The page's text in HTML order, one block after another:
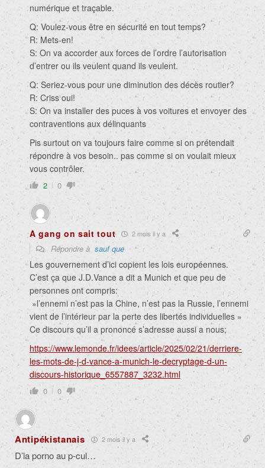
numérique et traçable.
Q: Voulez-vous être en sécurité en tout temps?
R: Mets-en!
S: On va accorder aux forces de l’ordre l’autorisation
d’entrer ou ils veulent quand ils veulent.
Q: Seriez-vous pour une diminution des décès routier?
R: Criss oui!
S: On va installer des puces à vos voitures et envoyer des
contraventions aux délinquants
Pis surtout on va toujours faire comme si on prétendait
répondre à vos besoin.. pas comme si on voulait mieux
vous contrôler.
2 0
A gang on sait tout 2 mois il y a
Répondre à sauf que
Les gouvernement d’ici copient les lois européennes.
C’est ça que J.D.Vance a dit a Munich et que peu de
personnes ont compris:
»l’ennemi n’est pas la Chine, n’est pas la Russie, l’ennemi
vient de l’intérieur par la perte des libertés individuelles »
Ce discours qu’il a prononcé s’adresse aussi a nous;
https://www.lemonde.fr/idees/article/2025/02/21/derriere-
les-mots-de-j-d-vance-a-munich-le-decryptage-d-un-
discours-historique_6557887_3232.html
0 0
Antipékistanais 2 mois il y a
D’la porno au p-cul…